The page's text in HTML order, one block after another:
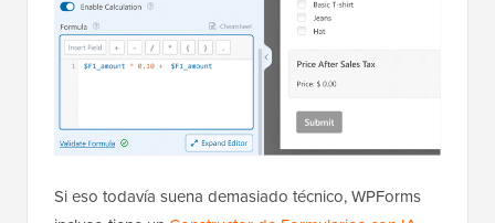
Si eso todavía suena demasiado técnico, WPForms